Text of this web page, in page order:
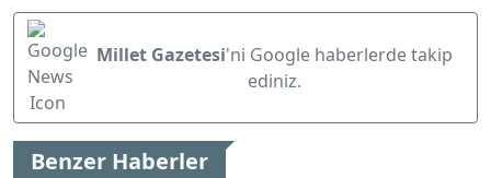
Millet Gazetesi'ni Google haberlerde takip
ediniz.
Benzer Haberler